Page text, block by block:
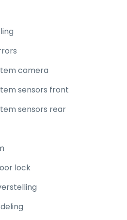
camera
sensors front
sensors rear
lock